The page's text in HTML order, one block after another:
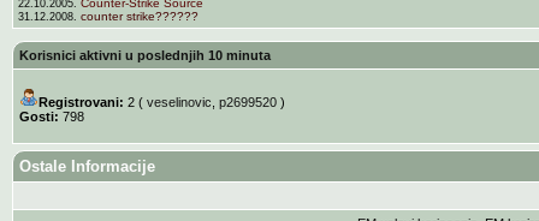
22.10.2005.
31.12.2008. counter strike??????
Korisnici aktivni u poslednjih 10 minuta
Registrovani: 2 ( veselinovic p2699520)
Gosti: 798
Ostale Informacije